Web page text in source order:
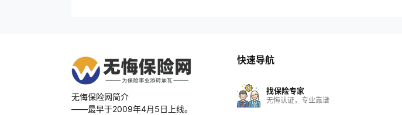
无悔保险网简介
——最早于2009年4月5日上线。
快速导航
找保险专家
无悔认证，专业靠谱